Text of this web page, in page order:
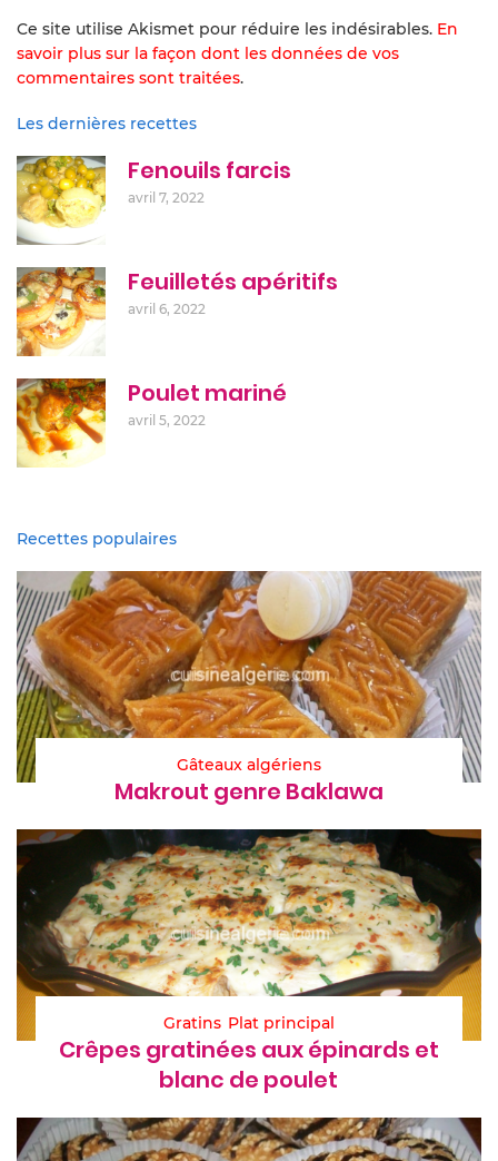
Ce site utilise Akismet pour réduire les indésirables. En
savoir plus sur la façon dont les données de vos
commentaires sont traitées.
Les dernières recettes
Fenouils farcis
avril 7, 2022
Feuilletés apéritifs
avril 6, 2022
Poulet mariné
avril 5, 2022
Recettes populaires
Gâteaux algériens
Makrout genre Baklawa
Gratins Plat principal
Crêpes gratinées aux épinards et
blanc de poulet